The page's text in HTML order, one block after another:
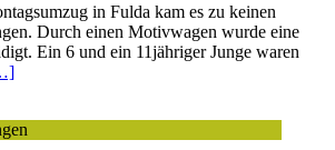
in Fulda kam es zu keinen
Durch einen Motivwagen wurde eine
Ein 6 und ein 11jähriger Junge waren